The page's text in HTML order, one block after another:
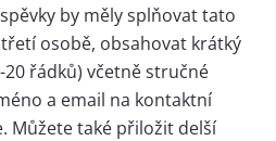
by měly splňovat tato
osobě, obsahovat krátký
20 řádků) včetně stručné
a email na kontaktní
Můžete také přiložit delší